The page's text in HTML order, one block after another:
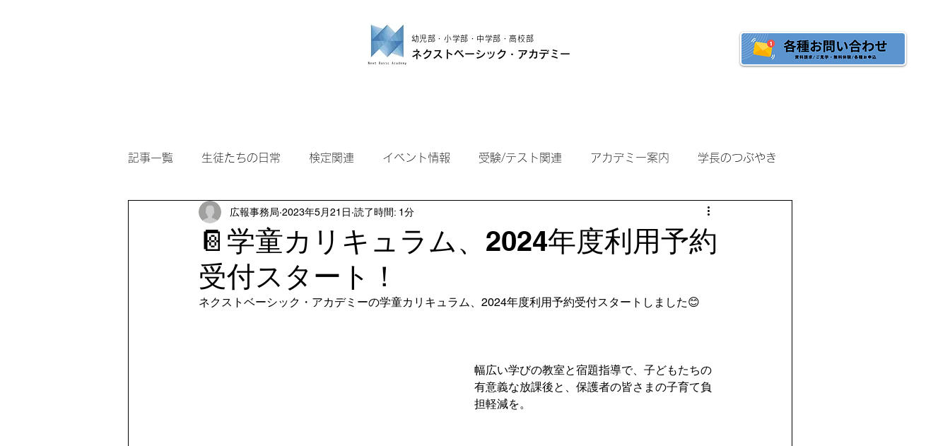
幼児部・小学部・中学部・高校部
ネクストベーシック・アカデミー
記事一覧 生徒たちの日常 検定関連 イベント情報 受験/テスト関連 アカデミー案内 学長のつぶやき
📔学童カリキュラム、2024年度利用予約
受付スタート！
広報事務局 2023年5月21日 読了時間: 1分
ネクストベーシック・アカデミーの学童カリキュラム、2024年度利用予約受付スタートしました😊
幅広い学びの教室と宿題指導で、子どもたちの
有意義な放課後と、保護者の皆さまの子育て負
担軽減を。